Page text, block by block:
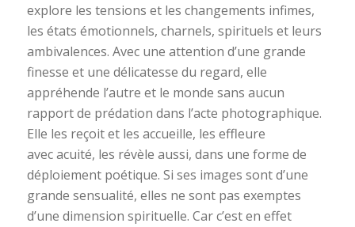
explore les tensions et les changements infimes,
les états émotionnels, charnels, spirituels et leurs
ambivalences. Avec une attention d’une grande
finesse et une délicatesse du regard, elle
appréhende l’autre et le monde sans aucun
rapport de prédation dans l’acte photographique.
Elle les reçoit et les accueille, les effleure
avec acuité, les révèle aussi, dans une forme de
déploiement poétique. Si ses images sont d’une
grande sensualité, elles ne sont pas exemptes
d’une dimension spirituelle. Car c’est en effet